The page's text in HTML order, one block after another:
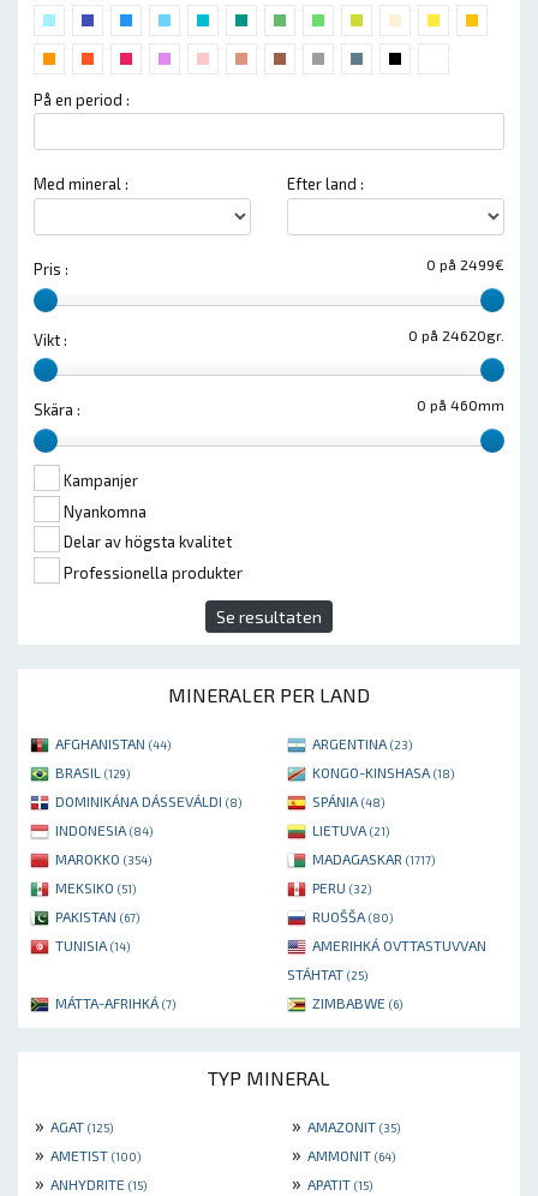
På en period :
Med mineral : Efter land :
0 på 2499€
Pris :
0 på 24620gr.
Vikt :
0 på 460mm
Skära :
Kampanjer
Nyankomna
Delar av högsta kvalitet
Professionella produkter
Se resultaten
MINERALER PER LAND
AFGHANISTAN (44) ARGENTINA (23)
BRASIL (129) KONGO-KINSHASA (18)
DOMINIKÁNA DÁSSEVÁLDI (8) SPÁNIA (48)
INDONESIA (84) LIETUVA (21)
MAROKKO (354) MADAGASKAR (1717)
MEKSIKO (51) PERU (32)
PAKISTAN (67) RUOŠŠA (80)
TUNISIA (14)
AMERIHKÁ OVTTASTUVVAN
STÁHTAT (25)
MÁTTA-AFRIHKÁ (7) ZIMBABWE (6)
TYP MINERAL
» AGAT (125) » AMAZONIT (35)
» AMETIST (100) » AMMONIT (64)
» ANHYDRITE (15) » APATIT (15)